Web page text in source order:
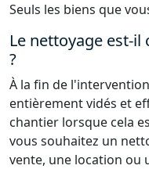
Seuls les biens que
Le nettoyage est-
?
À la fin de
entièrement vidés et
chantier lorsque cela
vous souhaitez un
vente, une location ou